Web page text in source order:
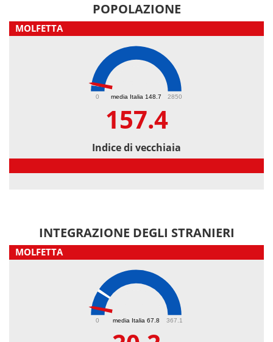
POPOLAZIONE
MOLFETTA
media Italia 148.7
0 2850
157.4
Indice di vecchiaia
INTEGRAZIONE DEGLI STRANIERI
MOLFETTA
media Italia 67.8
0 367.1